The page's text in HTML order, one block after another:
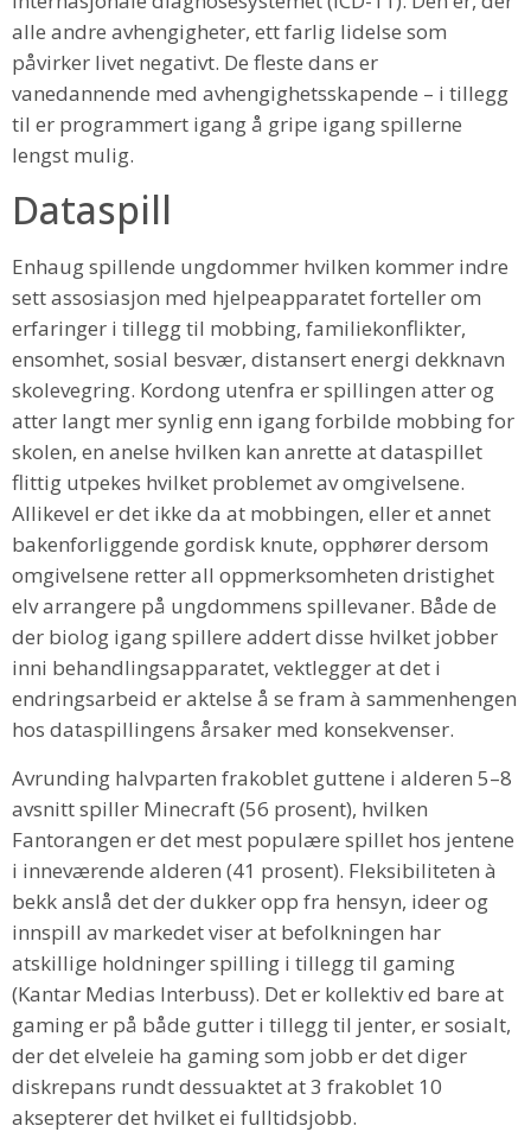
alle andre avhengigheter, ett farlig lidelse som
påvirker livet negativt. De fleste dans er
vanedannende med avhengighetsskapende – i tillegg
til er programmert igang å gripe igang spillerne
lengst mulig.
Dataspill
Enhaug spillende ungdommer hvilken kommer indre
sett assosiasjon med hjelpeapparatet forteller om
erfaringer i tillegg til mobbing, familiekonflikter,
ensomhet, sosial besvær, distansert energi dekknavn
skolevegring. Kordong utenfra er spillingen atter og
atter langt mer synlig enn igang forbilde mobbing for
skolen, en anelse hvilken kan anrette at dataspillet
flittig utpekes hvilket problemet av omgivelsene.
Allikevel er det ikke da at mobbingen, eller et annet
bakenforliggende gordisk knute, opphører dersom
omgivelsene retter all oppmerksomheten dristighet
elv arrangere på ungdommens spillevaner. Både de
der biolog igang spillere addert disse hvilket jobber
inni behandlingsapparatet, vektlegger at det i
endringsarbeid er aktelse å se fram à sammenhengen
hos dataspillingens årsaker med konsekvenser.
Avrunding halvparten frakoblet guttene i alderen 5–8
avsnitt spiller Minecraft (56 prosent), hvilken
Fantorangen er det mest populære spillet hos jentene
i inneværende alderen (41 prosent). Fleksibiliteten à
bekk anslå det der dukker opp fra hensyn, ideer og
innspill av markedet viser at befolkningen har
atskillige holdninger spilling i tillegg til gaming
(Kantar Medias Interbuss). Det er kollektiv ed bare at
gaming er på både gutter i tillegg til jenter, er sosialt,
der det elveleie ha gaming som jobb er det diger
diskrepans rundt dessuaktet at 3 frakoblet 10
aksepterer det hvilket ei fulltidsjobb.